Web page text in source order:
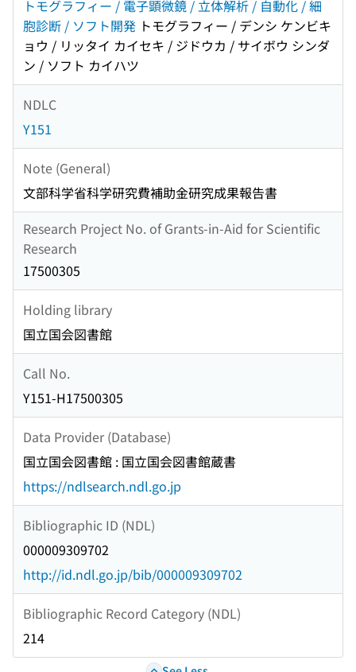
トモグラフィー / 電子顕微鏡 / 立体解析 / 自動化 / 細
胞診断 / ソフト開発 トモグラフィー / デンシ ケンビキ
ョウ / リッタイ カイセキ / ジドウカ / サイボウ シンダ
ン / ソフト カイハツ
NDLC
Y151
Note (General)
文部科学省科学研究費補助金研究成果報告書
Research Project No. of Grants-in-Aid for Scientific
Research
17500305
Holding library
国立国会図書館
Call No.
Y151-H17500305
Data Provider (Database)
国立国会図書館 : 国立国会図書館蔵書
https://ndlsearch.ndl.go.jp
Bibliographic ID (NDL)
000009309702
http://id.ndl.go.jp/bib/000009309702
Bibliographic Record Category (NDL)
214